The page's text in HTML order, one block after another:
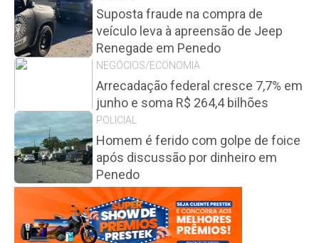
Suposta fraude na compra de
veículo leva à apreensão de Jeep
Renegade em Penedo
NEGÓCIOS/ECONOMIA
Arrecadação federal cresce 7,7% em
junho e soma R$ 264,4 bilhões
POLICIAL
Homem é ferido com golpe de foice
após discussão por dinheiro em
Penedo